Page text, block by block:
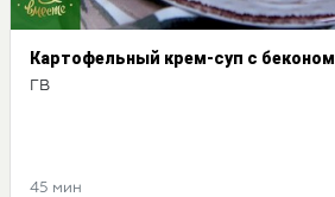
Картофельный крем-суп с беконом
ГВ
45 мин